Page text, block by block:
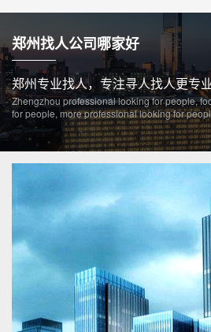
郑州找人公司哪家好
郑州专业找人，专注寻人找人更专
Zhengzhou professional looking for people,
for people, more professional looking for